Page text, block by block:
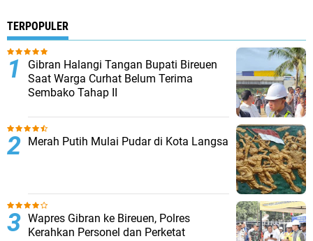
TERPOPULER
Gibran Halangi Tangan Bupati Bireuen
Saat Warga Curhat Belum Terima
Sembako Tahap II
Merah Putih Mulai Pudar di Kota Langsa
Wapres Gibran ke Bireuen, Polres
Kerahkan Personel dan Perketat